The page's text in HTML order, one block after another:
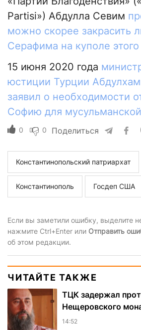
Partisi») Абдулла Севим п
можно скорее закрасить
Серафима на куполе
15 июня 2020 года
юстиции Турции
заявил о необходимости
Софию для
0 0 Поделиться
Константинопольский патриархат
Константинополь Госдеп США
Если вы заметили ошибку, выделите
нажмите Ctrl+Enter или Отправить
об этом редакции.
ЧИТАЙТЕ ТАКЖЕ
ТЦК задержал
Нещеровского
14:52